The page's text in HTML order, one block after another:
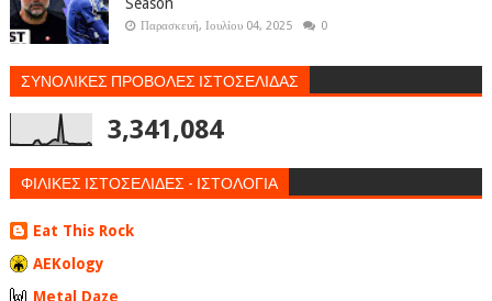
Παρασκευή, Ιουλίου 04, 2025 0
ΣΥΝΟΛΙΚΕΣ ΠΡΟΒΟΛΕΣ ΙΣΤΟΣΕΛΙΔΑΣ
3,341,084
ΦΙΛΙΚΕΣ ΙΣΤΟΣΕΛΙΔΕΣ - ΙΣΤΟΛΟΓΙΑ
Eat This Rock
AEKology
Metal Daze